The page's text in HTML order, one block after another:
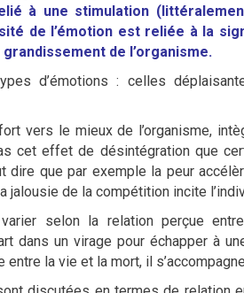
à une stimulation
de l’émotion est reliée à la
de l’organisme.
d’émotions : celles
vers le mieux de l’organisme,
cet effet de désintégration que
que par exemple la peur
jalousie de la compétition incite
varier selon la relation perçue
dans un virage pour échapper à
la vie et la mort, il